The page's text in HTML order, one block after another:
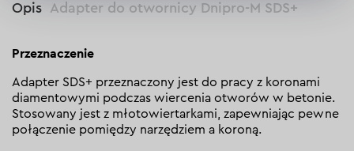
Opis Adapter do otwornicy Dnipro-M SDS+
Przeznaczenie
Adapter SDS+ przeznaczony jest do pracy z koronami
diamentowymi podczas wiercenia otworów w betonie.
Stosowany jest z młotowiertarkami, zapewniając pewne
połączenie pomiędzy narzędziem a koroną.